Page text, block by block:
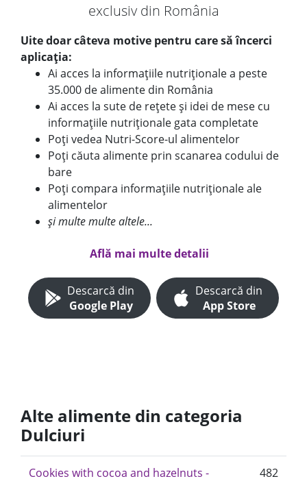
exclusiv din România
Uite doar câteva motive pentru care să încerci
aplicația:
Ai acces la informațiile nutriționale a peste
35.000 de alimente din România
Ai acces la sute de rețete și idei de mese cu
informațiile nutriționale gata completate
Poți vedea Nutri-Score-ul alimentelor
Poți căuta alimente prin scanarea codului de
bare
Poți compara informațiile nutriționale ale
alimentelor
și multe multe altele...
Află mai multe detalii
Descarcă din
Google Play
Descarcă din
App Store
Alte alimente din categoria
Dulciuri
Cookies with cocoa and hazelnuts -
482